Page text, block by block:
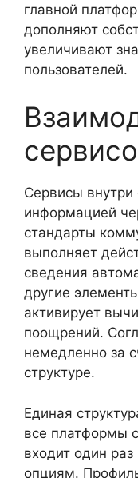
главной
дополняют
увеличивают
пользователей.
Сервисы
информацией
стандарты
выполняет
сведения
другие
активирует
поощрений.
немедленно за
структуре.
Единая
все платформы
входит один
опциям.